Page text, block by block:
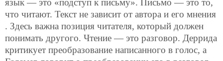
язык — это «подступ к письму». Письмо — это то,
что читают. Текст не зависит от автора и его мнения
. Здесь важна позиция читателя, который должен
понимать другого. Чтение — это разговор. Деррида
критикует преобразование написанного в голос, а